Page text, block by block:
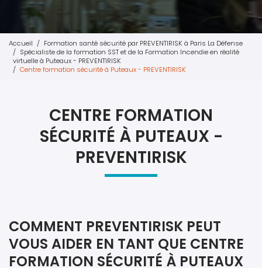
Accueil
Formation santé sécurité par PREVENTIRISK à Paris La Défense
Spécialiste de la formation SST et de la Formation Incendie en réalité
virtuelle à Puteaux - PREVENTIRISK
Centre formation sécurité à Puteaux - PREVENTIRISK
CENTRE FORMATION
SÉCURITÉ À PUTEAUX -
PREVENTIRISK
COMMENT PREVENTIRISK PEUT
VOUS AIDER EN TANT QUE CENTRE
FORMATION SÉCURITÉ À PUTEAUX